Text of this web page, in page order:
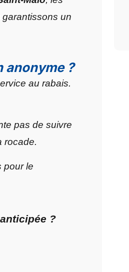
un
?
au rabais.
pas de suivre
rocade.
pour le
?